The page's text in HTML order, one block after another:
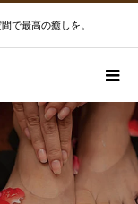
で最高の癒しを。